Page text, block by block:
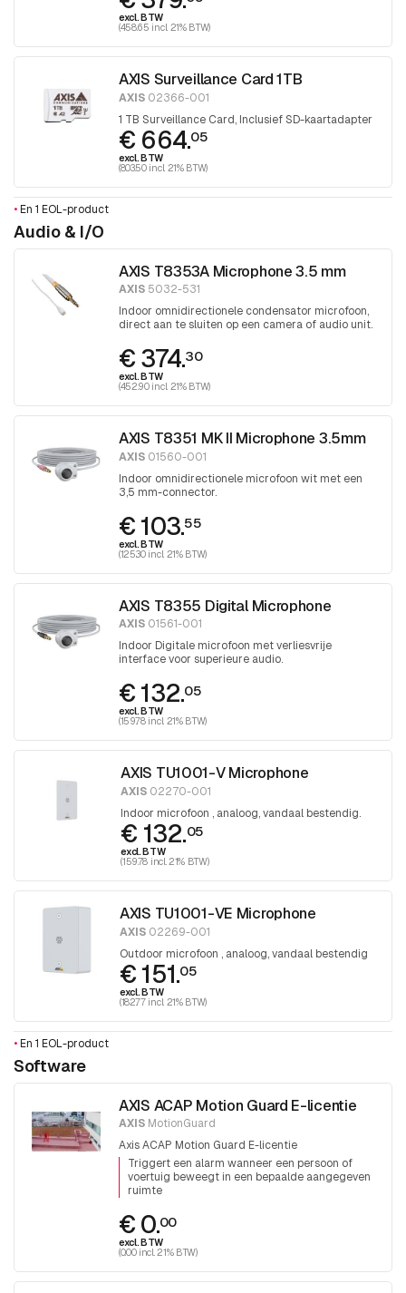
excl. BTW
(458.65 incl. 21% BTW)
AXIS Surveillance Card 1TB
AXIS 02366-001
1 TB Surveillance Card, Inclusief SD-kaartadapter
€ 664.05
excl. BTW
(803.50 incl. 21% BTW)
• En 1 EOL-product
Audio & I/O
AXIS T8353A Microphone 3.5 mm
AXIS 5032-531
Indoor omnidirectionele condensator microfoon,
direct aan te sluiten op een camera of audio unit.
€ 374.30
excl. BTW
(452.90 incl. 21% BTW)
AXIS T8351 MK II Microphone 3.5mm
AXIS 01560-001
Indoor omnidirectionele microfoon wit met een
3,5 mm-connector.
€ 103.55
excl. BTW
(125.30 incl. 21% BTW)
AXIS T8355 Digital Microphone
AXIS 01561-001
Indoor Digitale microfoon met verliesvrije
interface voor superieure audio.
€ 132.05
excl. BTW
(159.78 incl. 21% BTW)
AXIS TU1001-V Microphone
AXIS 02270-001
Indoor microfoon , analoog, vandaal bestendig.
€ 132.05
excl. BTW
(159.78 incl. 21% BTW)
AXIS TU1001-VE Microphone
AXIS 02269-001
Outdoor microfoon , analoog, vandaal bestendig
€ 151.05
excl. BTW
(182.77 incl. 21% BTW)
• En 1 EOL-product
Software
AXIS ACAP Motion Guard E-licentie
AXIS MotionGuard
Axis ACAP Motion Guard E-licentie
Triggert een alarm wanneer een persoon of
voertuig beweegt in een bepaalde aangegeven
ruimte
€ 0.00
excl. BTW
(0.00 incl. 21% BTW)